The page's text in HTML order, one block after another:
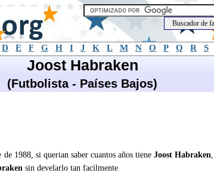
D E F G H I J K L M N O P Q R S
Joost Habraken
(Futbolista - Países Bajos)
1988, si querian saber cuantos años tiene Joost Habraken,
sin develarlo tan facilmente